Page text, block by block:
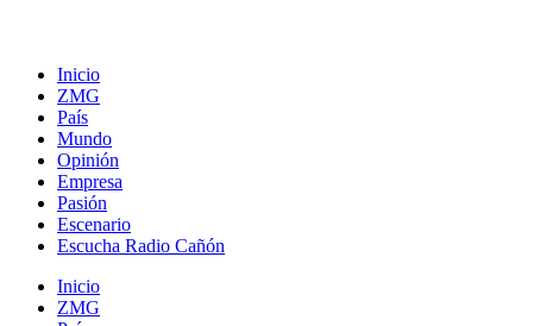
Inicio
ZMG
País
Mundo
Opinión
Empresa
Pasión
Escenario
Escucha Radio Cañón
Inicio
ZMG